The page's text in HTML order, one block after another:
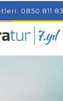
news blogs
Care Tips
0850 811